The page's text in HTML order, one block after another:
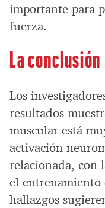
importante para
fuerza.
La conclusión
Los
resultados
muscular está
activación
relacionada, con
el entrenamiento
hallazgos